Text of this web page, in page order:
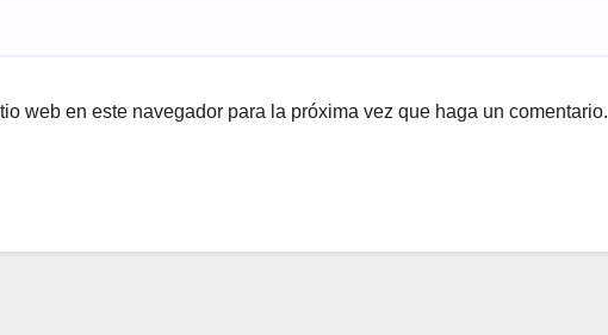
web en este navegador para la próxima vez que haga un comentario.